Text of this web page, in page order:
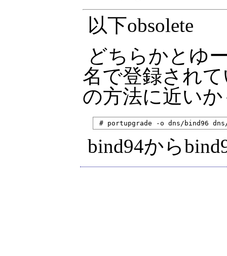
以下obsolete
どちらかとゆ
名で登録され
の方法に近いか
bind94から